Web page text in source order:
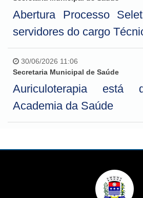
Abertura Processo
servidores do cargo
30/06/2026 11:06
Secretaria Municipal de Saúde
Auriculoterapia está
Academia da Saúde